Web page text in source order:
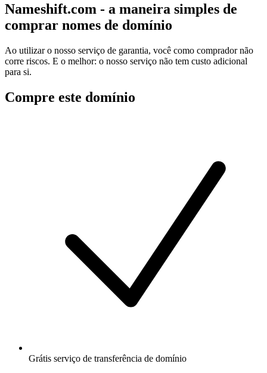
Nameshift.com - a maneira simples de
comprar nomes de domínio
Ao utilizar o nosso serviço de garantia, você como comprador não
corre riscos. E o melhor: o nosso serviço não tem custo adicional
para si.
Compre este domínio
Grátis serviço de transferência de domínio